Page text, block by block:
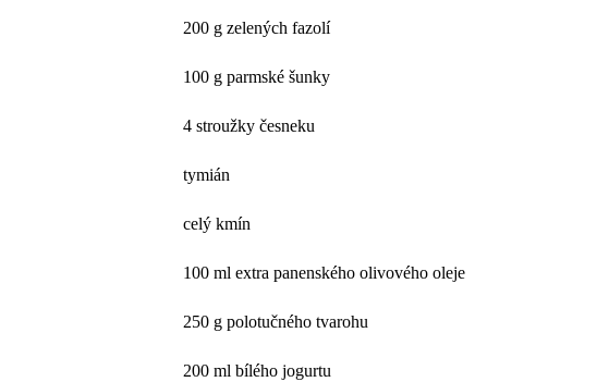
200 g zelených fazolí
100 g parmské šunky
4 stroužky česneku
tymián
celý kmín
100 ml extra panenského olivového oleje
250 g polotučného tvarohu
200 ml bílého jogurtu